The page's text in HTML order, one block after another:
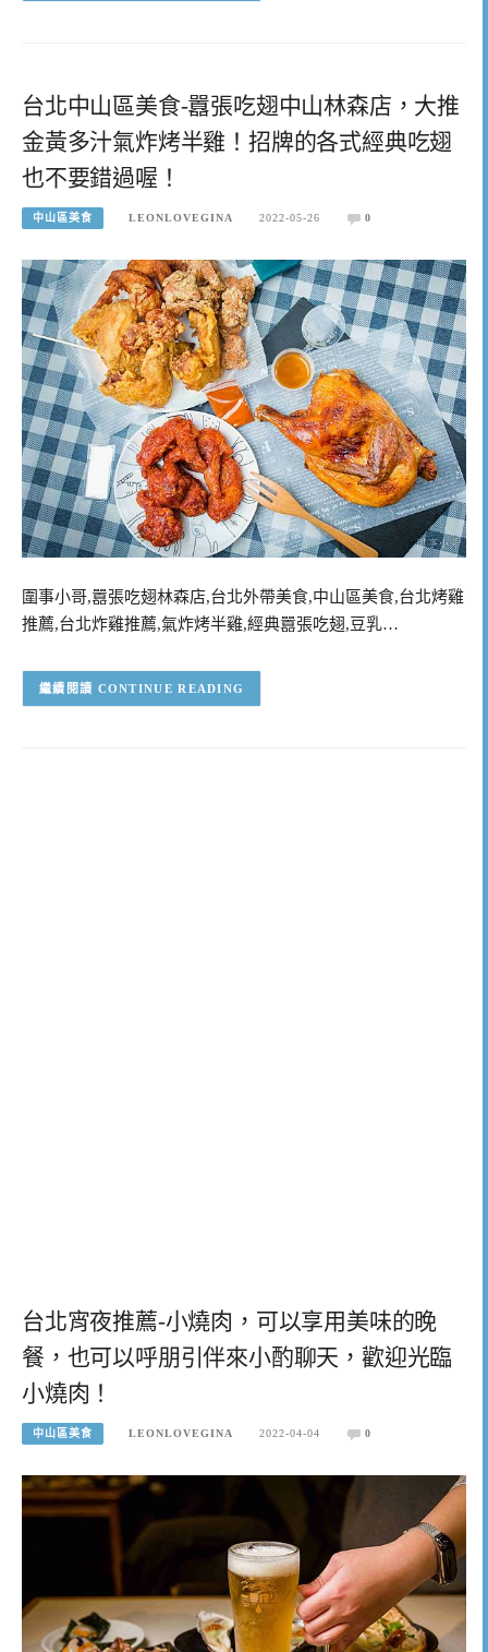
台北中山區美食-囂張吃翅中山林森店，大推
金黃多汁氣炸烤半雞！招牌的各式經典吃翅
也不要錯過喔！
中山區美食 LEONLOVEGINA 2022-05-26 0
圍事小哥,囂張吃翅林森店,台北外帶美食,中山區美食,台北烤雞
推薦,台北炸雞推薦,氣炸烤半雞,經典囂張吃翅,豆乳…
CONTINUE READING
台北宵夜推薦-小燒肉，可以享用美味的晚
餐，也可以呼朋引伴來小酌聊天，歡迎光臨
小燒肉！
中山區美食 LEONLOVEGINA 2022-04-04 0